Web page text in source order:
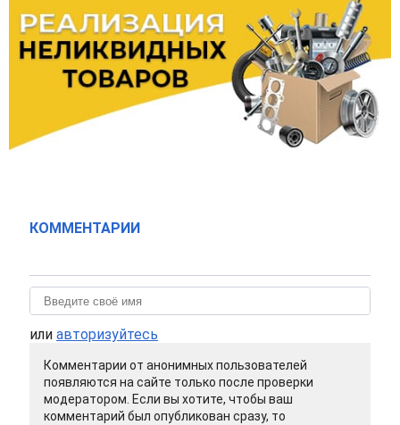
КОММЕНТАРИИ
или авторизуйтесь
Комментарии от анонимных пользователей
появляются на сайте только после проверки
модератором. Если вы хотите, чтобы ваш
комментарий был опубликован сразу, то